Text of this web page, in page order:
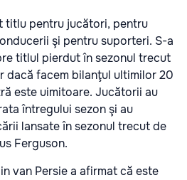
titlu pentru jucători, pentru
şi pentru suporteri. S-a
titlul pierdut în sezonul trecut
dacă facem bilanţul ultimilor 20
este uimitoare. Jucătorii au
întregului sezon şi au
lansate în sezonul trecut de
Ferguson.
van Persie a afirmat că este